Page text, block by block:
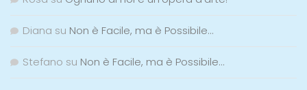
Diana su Non è Facile, ma è Possibile…
Stefano su Non è Facile, ma è Possibile…